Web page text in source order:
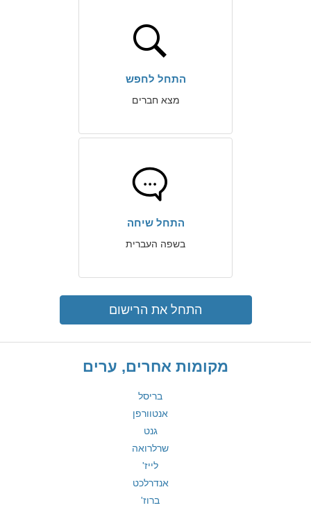
התחל לחפש
מצא חברים
התחל שיחה
בשפה העברית
התחל את הרישום
מקומות אחרים, ערים
בריסל
אנטוורפן
גנט
שרלרואה
לייז'
אנדרלכט
ברוז'